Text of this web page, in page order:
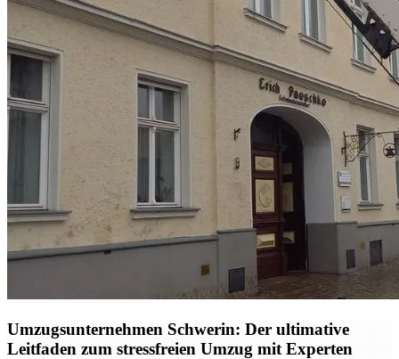
Umzugsunternehmen Schwerin: Der ultimative
Leitfaden zum stressfreien Umzug mit Experten